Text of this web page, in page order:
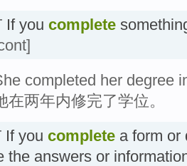
If you complete
completed her degree
在两年内修完了学位。
If you complete a form or
the answers or